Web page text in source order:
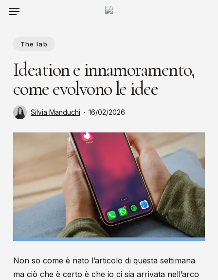
Skip
content
Menu
The lab
Ideation e innamoramento,
come evolvono le idee
Silvia Manduchi 16/02/2026
Non so come è nato l’articolo di questa settimana
ma ciò che è certo è che io ci sia arrivata nell’arco